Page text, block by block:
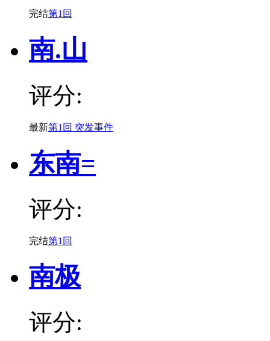
完结第1回
南.山
评分:
最新第1回 突发事件
东南=
评分:
完结第1回
南极
评分: